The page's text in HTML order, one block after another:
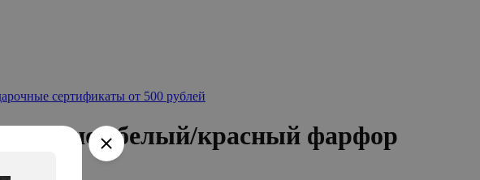
сертификаты от 500 рублей
белый/красный фарфор